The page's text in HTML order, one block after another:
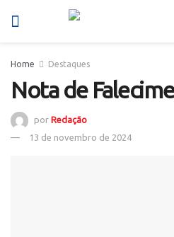
Home Destaques
Nota de
por Redação
13 de novembro de 2024